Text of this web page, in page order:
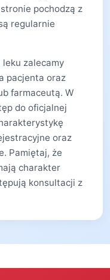
pochodzą z
regularnie
zalecamy
pacjenta oraz
farmaceutą. W
do oficjalnej
oraz
Pamiętaj, że
charakter
konsultacji z